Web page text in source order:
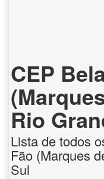
CEP
Rio
Lista de todos
Fão (Marques
Sul